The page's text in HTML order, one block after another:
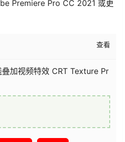
Premiere Pro CC 2021 或更
查看
加视频特效 CRT Texture Pr